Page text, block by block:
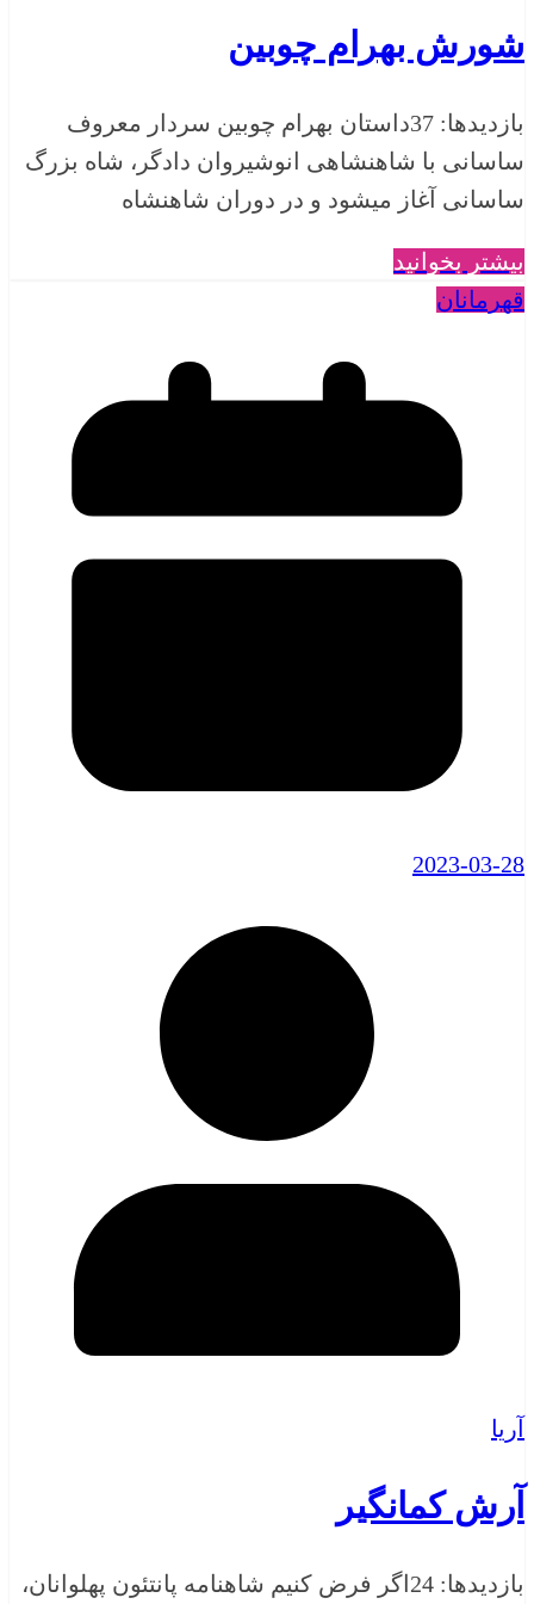
شورش بهرام چوبین
بازدیدها: 37داستان بهرام چوبین سردار معروف
ساسانی با شاهنشاهی انوشیروان دادگر، شاه بزرگ
ساسانی آغاز میشود و در دوران شاهنشاه
بیشتر بخوانید
قهرمانان
2023-03-28
آریا
آرش کمانگیر
بازدیدها: 24اگر فرض کنیم شاهنامه پانتئون پهلوانان،